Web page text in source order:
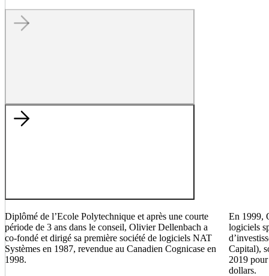
Diplômé de l’Ecole Polytechnique et après une courte
période de 3 ans dans le conseil, Olivier Dellenbach a
co-fondé et dirigé sa première société de logiciels NAT
Systèmes en 1987, revendue au Canadien Cognicase en
1998.
En 1999,
logiciels
Capital),
2019
dollars.